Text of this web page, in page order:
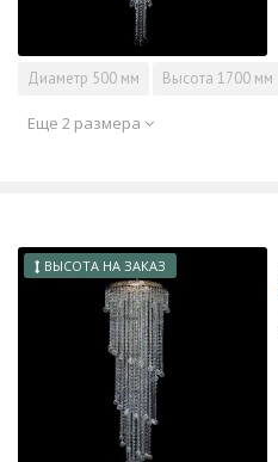
Диаметр 500 мм Высота 1700 мм
Еще 2 размера
ВЫСОТА НА ЗАКАЗ